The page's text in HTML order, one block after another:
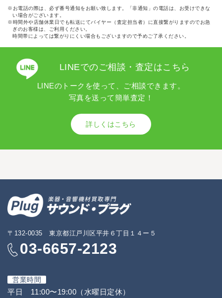
※お電話の際は、必ず番号通知をお願い致します。「非通知」の電話は、お受けできな
い場合がございます。
※時間外や店舗休業日でも転送にてバイヤー（査定担当者）に直接繋がりますのでお急
ぎのお客様は、ご利用ください。
時間帯によっては繋がりにくい場合もございますので予めご了承ください。
LINEでのご相談・査定はこちら
LINEのトークを使って、ご相談できます。
写真を送って簡単査定！
詳しくはこちら
〒132-0035 東京都江戸川区平井６丁目１４ー５
03-6657-2123
営業時間
平日 11:00〜19:00（水曜日定休）